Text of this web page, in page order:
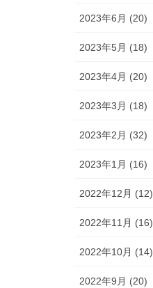
2023年6月 (20)
2023年5月 (18)
2023年4月 (20)
2023年3月 (18)
2023年2月 (32)
2023年1月 (16)
2022年12月 (12)
2022年11月 (16)
2022年10月 (14)
2022年9月 (20)